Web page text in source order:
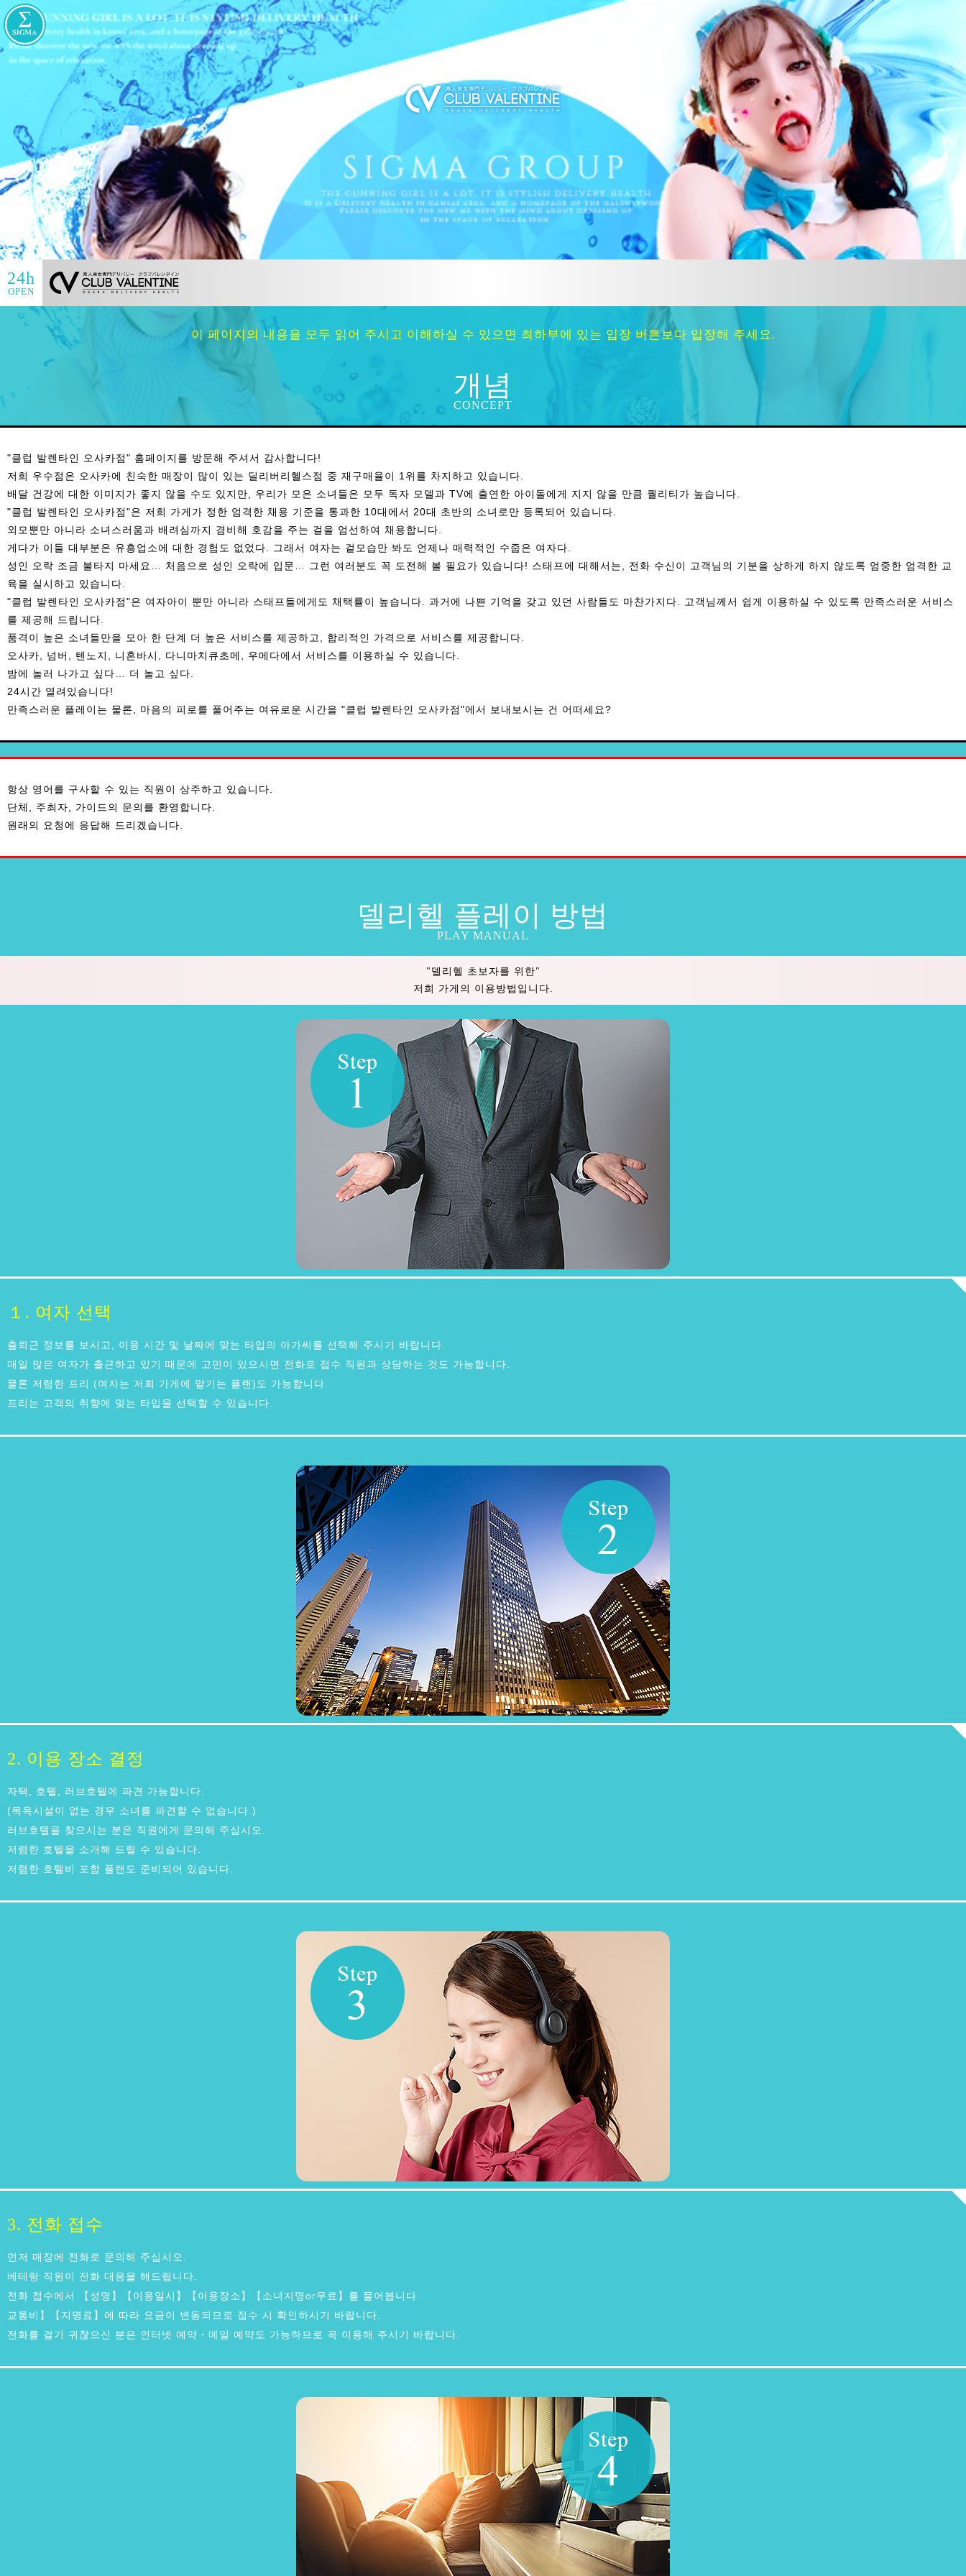
24h
OPEN
이 페이지의 내용을 모두 읽어 주시고 이해하실 수 있으면 최하부에 있는 입장 버튼보다 입장해 주세요.
개념
CONCEPT
"클럽 발렌타인 오사카점" 홈페이지를 방문해 주셔서 감사합니다!
저희 우수점은 오사카에 친숙한 매장이 많이 있는 딜리버리헬스점 중 재구매율이 1위를 차지하고 있습니다.
배달 건강에 대한 이미지가 좋지 않을 수도 있지만, 우리가 모은 소녀들은 모두 독자 모델과 TV에 출연한 아이돌에게 지지 않을 만큼 퀄리티가 높습니다.
"클럽 발렌타인 오사카점"은 저희 가게가 정한 엄격한 채용 기준을 통과한 10대에서 20대 초반의 소녀로만 등록되어 있습니다.
외모뿐만 아니라 소녀스러움과 배려심까지 겸비해 호감을 주는 걸을 엄선하여 채용합니다.
게다가 이들 대부분은 유흥업소에 대한 경험도 없었다. 그래서 여자는 겉모습만 봐도 언제나 매력적인 수줍은 여자다.
성인 오락 조금 불타지 마세요… 처음으로 성인 오락에 입문… 그런 여러분도 꼭 도전해 볼 필요가 있습니다! 스태프에 대해서는, 전화 수신이 고객님의 기분을 상하게 하지 않도록 엄중한 엄격한 교
육을 실시하고 있습니다.
"클럽 발렌타인 오사카점"은 여자아이 뿐만 아니라 스태프들에게도 채택률이 높습니다. 과거에 나쁜 기억을 갖고 있던 사람들도 마찬가지다. 고객님께서 쉽게 이용하실 수 있도록 만족스러운 서비스
를 제공해 드립니다.
품격이 높은 소녀들만을 모아 한 단계 더 높은 서비스를 제공하고, 합리적인 가격으로 서비스를 제공합니다.
오사카, 넘버, 텐노지, 니혼바시, 다니마치큐초메, 우메다에서 서비스를 이용하실 수 있습니다.
밤에 놀러 나가고 싶다… 더 놀고 싶다.
24시간 열려있습니다!
만족스러운 플레이는 물론, 마음의 피로를 풀어주는 여유로운 시간을 "클럽 발렌타인 오사카점"에서 보내보시는 건 어떠세요?
항상 영어를 구사할 수 있는 직원이 상주하고 있습니다.
단체, 주최자, 가이드의 문의를 환영합니다.
원래의 요청에 응답해 드리겠습니다.
델리헬 플레이 방법
PLAY MANUAL
"델리헬 초보자를 위한"
저희 가게의 이용방법입니다.
１. 여자 선택
출퇴근 정보를 보시고, 이용 시간 및 날짜에 맞는 타입의 아가씨를 선택해 주시기 바랍니다.
매일 많은 여자가 출근하고 있기 때문에 고민이 있으시면 전화로 접수 직원과 상담하는 것도 가능합니다.
물론 저렴한 프리 (여자는 저희 가게에 맡기는 플랜)도 가능합니다.
프리는 고객의 취향에 맞는 타입을 선택할 수 있습니다.
2. 이용 장소 결정
자택, 호텔, 러브호텔에 파견 가능합니다.
(목욕시설이 없는 경우 소녀를 파견할 수 없습니다.)
러브호텔을 찾으시는 분은 직원에게 문의해 주십시오.
저렴한 호텔을 소개해 드릴 수 있습니다.
저렴한 호텔비 포함 플랜도 준비되어 있습니다.
3. 전화 접수
먼저 매장에 전화로 문의해 주십시오.
베테랑 직원이 전화 대응을 해드립니다.
전화 접수에서 【성명】【이용일시】【이용장소】【소녀지명or무료】를 물어봅니다.
교통비】【지명료】에 따라 요금이 변동되므로 접수 시 확인하시기 바랍니다.
전화를 걸기 귀찮으신 분은 인터넷 예약・메일 예약도 가능하므로 꼭 이용해 주시기 바랍니다.